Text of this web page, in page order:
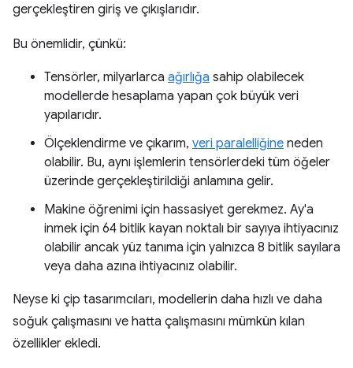
gerçekleştiren giriş ve çıkışlarıdır.
Bu önemlidir, çünkü:
Tensörler, milyarlarca ağırlığa sahip olabilecek
modellerde hesaplama yapan çok büyük veri
yapılarıdır.
Ölçeklendirme ve çıkarım, veri paralelliğine neden
olabilir. Bu, aynı işlemlerin tensörlerdeki tüm öğeler
üzerinde gerçekleştirildiği anlamına gelir.
Makine öğrenimi için hassasiyet gerekmez. Ay'a
inmek için 64 bitlik kayan noktalı bir sayıya ihtiyacınız
olabilir ancak yüz tanıma için yalnızca 8 bitlik sayılara
veya daha azına ihtiyacınız olabilir.
Neyse ki çip tasarımcıları, modellerin daha hızlı ve daha
soğuk çalışmasını ve hatta çalışmasını mümkün kılan
özellikler ekledi.